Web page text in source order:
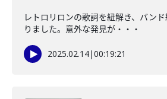
レトロリロンの歌詞を紐解き、バン
りました。意外な発見が・・・
2025.02.14|00:19:21